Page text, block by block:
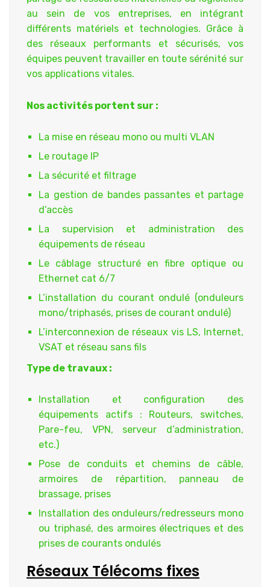
au sein de vos entreprises, en intégrant
différents matériels et technologies. Grâce à
des réseaux performants et sécurisés, vos
équipes peuvent travailler en toute sérénité sur
vos applications vitales.
Nos activités portent sur :
La mise en réseau mono ou multi VLAN
Le routage IP
La sécurité et filtrage
La gestion de bandes passantes et partage
d’accès
La supervision et administration des
équipements de réseau
Le câblage structuré en fibre optique ou
Ethernet cat 6/7
L’installation du courant ondulé (onduleurs
mono/triphasés, prises de courant ondulé)
L’interconnexion de réseaux vis LS, Internet,
VSAT et réseau sans fils
Type de travaux :
Installation et configuration des
équipements actifs : Routeurs, switches,
Pare-feu, VPN, serveur d’administration,
etc.)
Pose de conduits et chemins de câble,
armoires de répartition, panneau de
brassage, prises
Installation des onduleurs/redresseurs mono
ou triphasé, des armoires électriques et des
prises de courants ondulés
Réseaux Télécoms fixes